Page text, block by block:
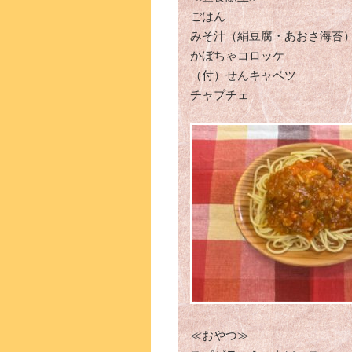
ごはん
みそ汁（絹豆腐・あおさ海苔
かぼちゃコロッケ
（付）せんキャベツ
チャプチェ
≪おやつ≫